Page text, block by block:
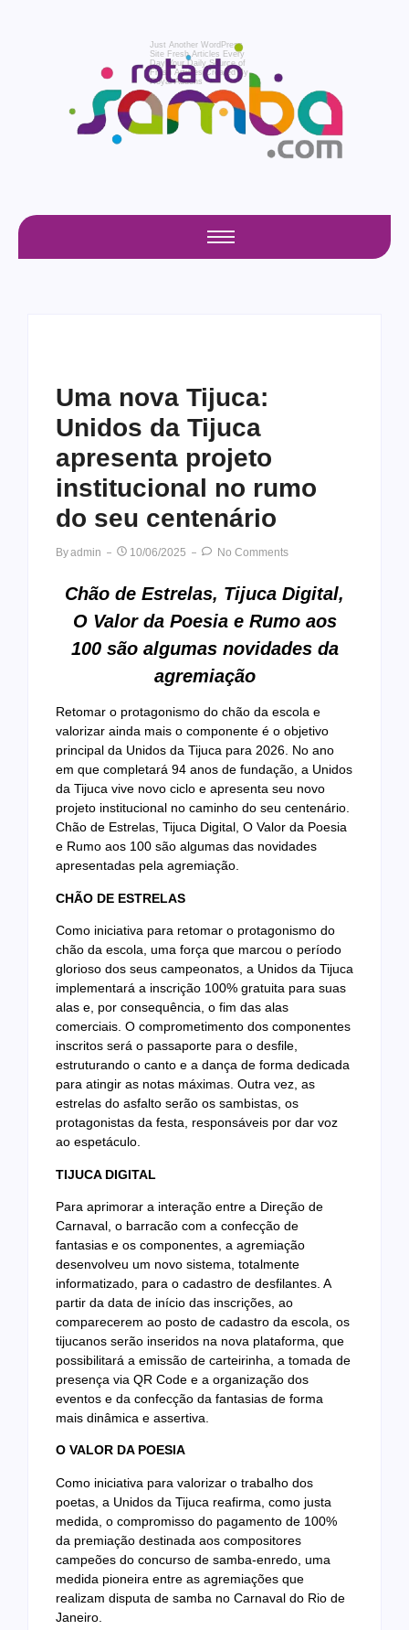
Just Another WordPress
Site Fresh Articles Every
Day
Your Daily Source of
Fresh Articles Created By
Royal Addons
Uma nova Tijuca:
Unidos da Tijuca
apresenta projeto
institucional no rumo
do seu centenário
ByAdmin 10/06/2025 No Comments
Chão de Estrelas, Tijuca Digital,
O Valor da Poesia e Rumo aos
100 são algumas novidades da
agremiação
Retomar o protagonismo do chão da escola e
valorizar ainda mais o componente é o objetivo
principal da Unidos da Tijuca para 2026. No ano
em que completará 94 anos de fundação, a Unidos
da Tijuca vive novo ciclo e apresenta seu novo
projeto institucional no caminho do seu centenário.
Chão de Estrelas, Tijuca Digital, O Valor da Poesia
e Rumo aos 100 são algumas das novidades
apresentadas pela agremiação.
CHÃO DE ESTRELAS
Como iniciativa para retomar o protagonismo do
chão da escola, uma força que marcou o período
glorioso dos seus campeonatos, a Unidos da Tijuca
implementará a inscrição 100% gratuita para suas
alas e, por consequência, o fim das alas
comerciais. O comprometimento dos componentes
inscritos será o passaporte para o desfile,
estruturando o canto e a dança de forma dedicada
para atingir as notas máximas. Outra vez, as
estrelas do asfalto serão os sambistas, os
protagonistas da festa, responsáveis por dar voz
ao espetáculo.
TIJUCA DIGITAL
Para aprimorar a interação entre a Direção de
Carnaval, o barracão com a confecção de
fantasias e os componentes, a agremiação
desenvolveu um novo sistema, totalmente
informatizado, para o cadastro de desfilantes. A
partir da data de início das inscrições, ao
comparecerem ao posto de cadastro da escola, os
tijucanos serão inseridos na nova plataforma, que
possibilitará a emissão de carteirinha, a tomada de
presença via QR Code e a organização dos
eventos e da confecção da fantasias de forma
mais dinâmica e assertiva.
O VALOR DA POESIA
Como iniciativa para valorizar o trabalho dos
poetas, a Unidos da Tijuca reafirma, como justa
medida, o compromisso do pagamento de 100%
da premiação destinada aos compositores
campeões do concurso de samba-enredo, uma
medida pioneira entre as agremiações que
realizam disputa de samba no Carnaval do Rio de
Janeiro.